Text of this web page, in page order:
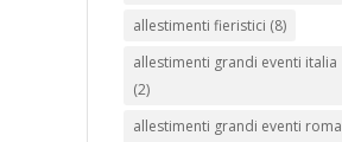
allestimenti fieristici (8)
allestimenti grandi eventi italia
(2)
allestimenti grandi eventi roma